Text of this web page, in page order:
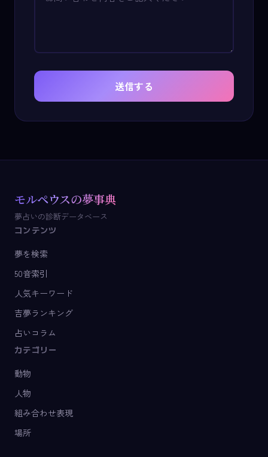
送信する
モルペウスの夢事典
夢占いの診断データベース
コンテンツ
夢を検索
50音索引
人気キーワード
吉夢ランキング
占いコラム
カテゴリー
動物
人物
組み合わせ表現
場所